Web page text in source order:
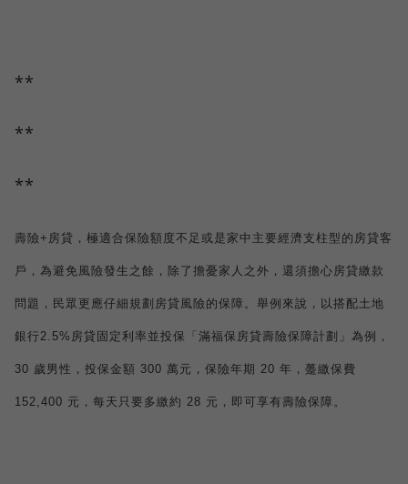
**
**
**
壽險+ 房貸，極適合保險額度不足或是家中主要經濟支柱型的房貸客
戶，為避免風險發生之餘，除了擔憂家人之外，還須擔心房貸繳款
問題，民眾更應仔細規劃房貸風險的保障。舉例來說，以搭配土地
銀行2.5% 房貸固定利率並投保「滿福保房貸壽險保障計劃」為例，
30 歲男性，投保金額 300 萬元，保險年期 20 年，躉繳保費
152,400 元，每天只要多繳約 28 元，即可享有壽險保障。